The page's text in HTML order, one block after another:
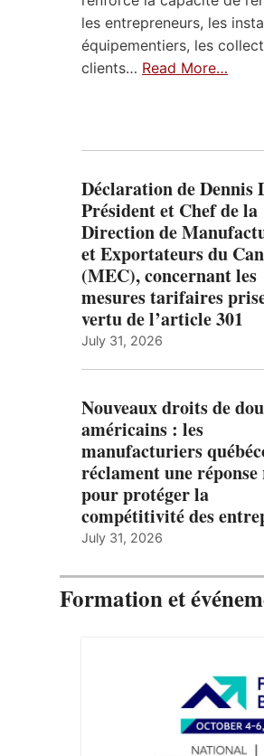
les entrepreneurs, les
équipementiers, les
clients… Read More…
Déclaration de Dennis
Président et Chef de la
Direction de
et Exportateurs du
(MEC), concernant les
mesures tarifaires
vertu de l’article 301
July 31, 2026
Nouveaux droits de
américains : les
manufacturiers
réclament une
pour protéger la
compétitivité des
July 31, 2026
Formation et